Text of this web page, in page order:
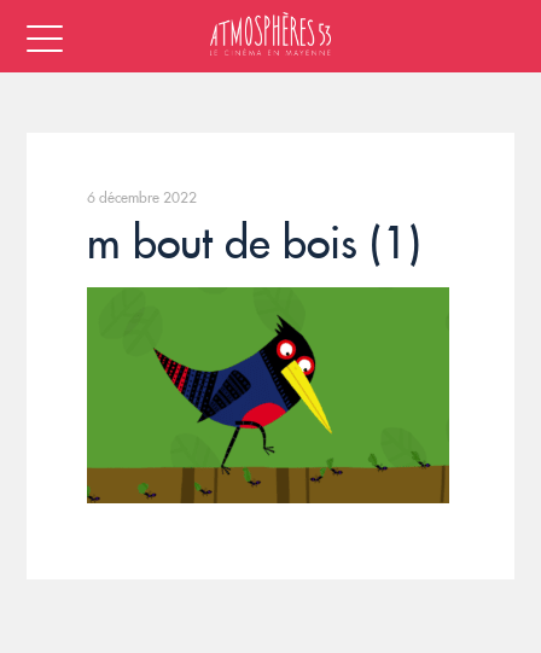
6 décembre 2022
m bout de bois (1)